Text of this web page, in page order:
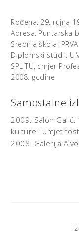
Rođena: 29. rujna
Adresa: Puntarska
Srednja škola:
Diplomski studij:
SPLITU, smjer
2008. godine
Samostalne
2009. Salon Galić,
kulture i
2008. Galerija